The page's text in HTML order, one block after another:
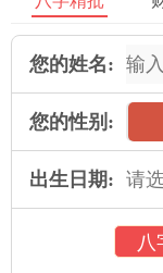
在还可以通过对比
个人的运势，为自
看八字月柱在命理
且能够通过八字月
您的姓名:
您的性别:
出生日期:
八